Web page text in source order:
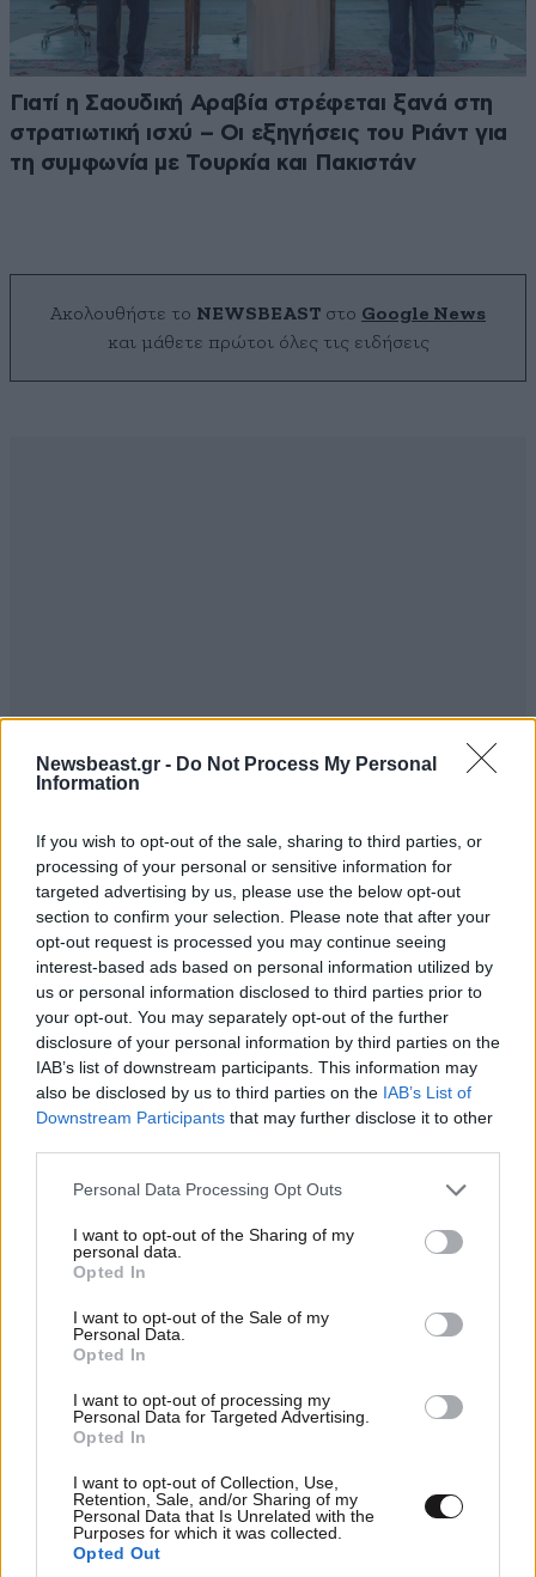
Newsbeast.gr - Do Not Process My Personal
Information
If you wish to opt-out of the sale, sharing to third parties, or
processing of your personal or sensitive information for
targeted advertising by us, please use the below opt-out
section to confirm your selection. Please note that after your
opt-out request is processed you may continue seeing
interest-based ads based on personal information utilized by
us or personal information disclosed to third parties prior to
your opt-out. You may separately opt-out of the further
disclosure of your personal information by third parties on the
IAB’s list of downstream participants. This information may
also be disclosed by us to third parties on the IAB’s List of
Downstream Participants that may further disclose it to other
Please note that this website/app uses one or more Google
not limited to your visit or usage behaviour. You may click to
grant or deny consent to Google and its third-party tags to
use your data for below specified purposes in below Google
consent section.
Personal Data Processing Opt Outs
I want to opt-out of the Sharing of my
personal data.
Opted In
I want to opt-out of the Sale of my
Personal Data.
Opted In
I want to opt-out of processing my
Personal Data for Targeted Advertising.
Opted In
I want to opt-out of Collection, Use,
Retention, Sale, and/or Sharing of my
Personal Data that Is Unrelated with the
Purposes for which it was collected.
Opted Out
Γιατί η Σαουδική Αραβία στρέφεται ξανά στη
στρατιωτική ισχύ – Οι εξηγήσεις του Ριάντ για
τη συμφωνία με Τουρκία και Πακιστάν
Ακολουθήστε το NEWSBEAST στο Google News
και μάθετε πρώτοι όλες τις ειδήσεις
8 ΣΧΌΛΙΑ ΑΝΑΓΝΩΣΤΏΝ
ΠΡΟΣΘΕΣΤΕ ΤΟ ΣΧΟΛΙΟ ΣΑΣ
Xαρακτήρες: 0/1000
ναι, μια χαρα 09·06·2026 12:16
θα παει αυτο!! οι μεταναστριες γεννοβολανε {...} για
να αντικατασταθει πιο γρηγορα ο πληθυσμος!!! ειστε